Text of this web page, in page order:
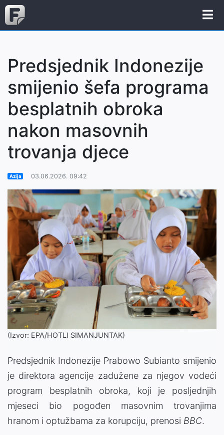
Predsjednik Indonezije
smijenio šefa programa
besplatnih obroka
nakon masovnih
trovanja djece
Azija 03.06.2026. 09:42
(Izvor: EPA/HOTLI SIMANJUNTAK)
Predsjednik Indonezije Prabowo Subianto smijenio
je direktora agencije zadužene za njegov vodeći
program besplatnih obroka, koji je posljednjih
mjeseci bio pogođen masovnim trovanjima
hranom i optužbama za korupciju, prenosi BBC.